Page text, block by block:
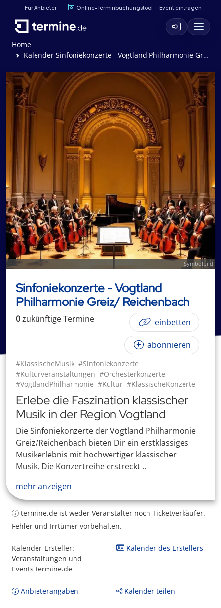
Für Anbieter Online-Terminbuchungstool Event eintragen
Home
Kalender Sinfoniekonzerte - Vogtland Philharmonie Greiz/ Reichenbach
Symbolbild
Sinfoniekonzerte - Vogtland
Philharmonie Greiz/ Reichenbach
0zukünftigeTermine einbetten
abonnieren
#KlassischeMusik #Sinfoniekonzerte
#Kulturveranstaltungen #Orchesterkonzerte
#VogtlandPhilharmonie #Kultur #KlassischeKonzerte
Erlebe die Faszination klassischer
Musik in der Region Vogtland
Die Sinfoniekonzerte der Vogtland Philharmonie
Greiz/Reichenbach bieten Dir ein erstklassiges
Musikerlebnis mit hochwertiger klassischer
Musik. Die Konzertreihe erstreckt ...
mehr anzeigen
termine.de ist weder Veranstalter noch Ticketverkäufer.
Fehler und Irrtümer vorbehalten.
Kalender-Ersteller:
Veranstaltungen und
Events termine.de
Kalender des Erstellers
Anbieterangaben Kalender teilen